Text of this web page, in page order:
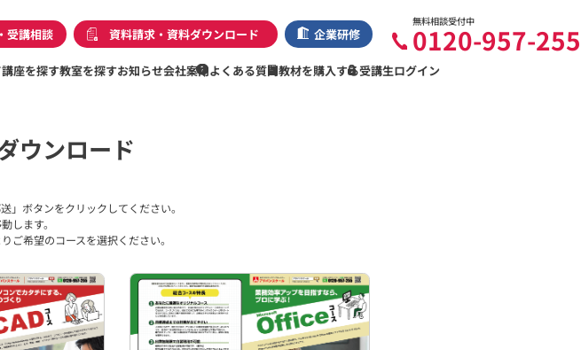
受講相談 資料請求・資料ダウンロード 企業研修
無料相談受付中
0120-957-255
講座を探す教室を探すお知らせ会社案内よくある質問教材を購入する受講生ログイン
ウンロード
」ボタンをクリックしてください。
します。
ご希望のコースを選択ください。